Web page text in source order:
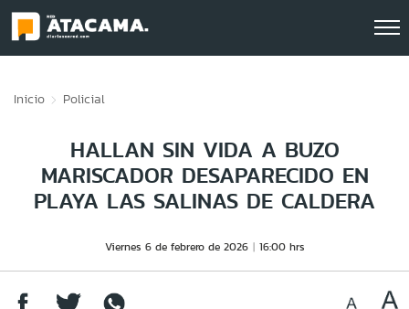
Inicio Policial
HALLAN SIN VIDA A BUZO
MARISCADOR DESAPARECIDO EN
PLAYA LAS SALINAS DE CALDERA
Viernes 6 de febrero de 2026 16:00 hrs